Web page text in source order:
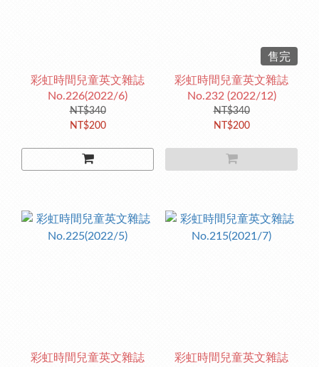
彩虹時間兒童英文雜誌
No.226(2022/6)
NT$340
NT$200
售完
彩虹時間兒童英文雜誌
No.232 (2022/12)
NT$340
NT$200
彩虹時間兒童英文雜誌
彩虹時間兒童英文雜誌